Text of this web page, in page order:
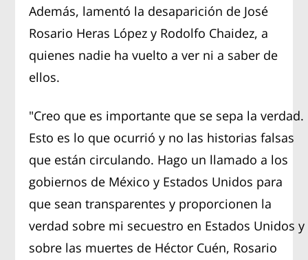
Además, lamentó la desaparición de José
Rosario Heras López y Rodolfo Chaidez, a
quienes nadie ha vuelto a ver ni a saber de
ellos.
"Creo que es importante que se sepa la verdad.
Esto es lo que ocurrió y no las historias falsas
que están circulando. Hago un llamado a los
gobiernos de México y Estados Unidos para
que sean transparentes y proporcionen la
verdad sobre mi secuestro en Estados Unidos y
sobre las muertes de Héctor Cuén, Rosario